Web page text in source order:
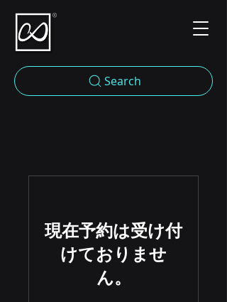
Search
現在予約は受け付
けておりませ
ん。